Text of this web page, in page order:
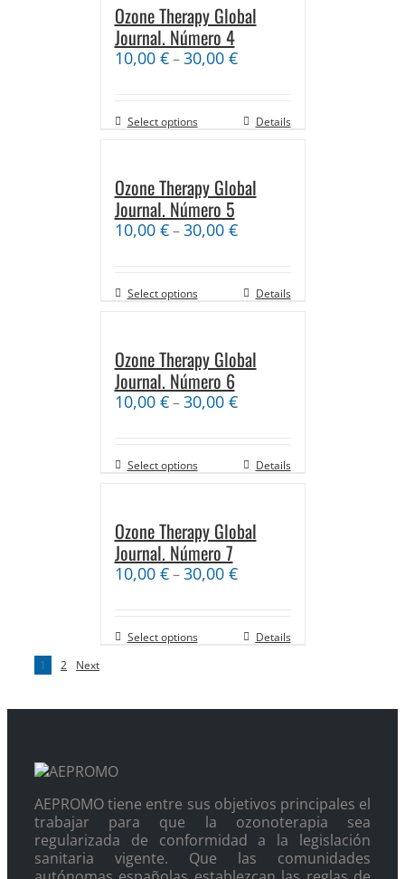
Ozone Therapy Global
Journal. Número 4
10,00 €–30,00 €
Select options Details
Ozone Therapy Global
Journal. Número 5
10,00 €–30,00 €
Select options Details
Ozone Therapy Global
Journal. Número 6
10,00 €–30,00 €
Select options Details
Ozone Therapy Global
Journal. Número 7
10,00 €–30,00 €
Select options
Details
1
2 Next
AEPROMO tiene entre sus objetivos principales el
trabajar para que la ozonoterapia sea
regularizada de conformidad a la legislación
sanitaria vigente. Que las comunidades